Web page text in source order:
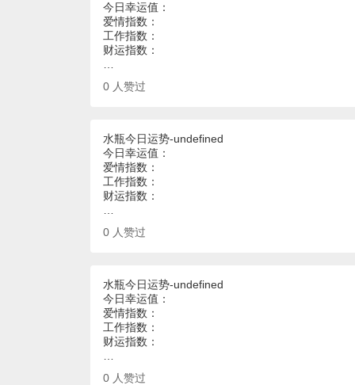
今日幸运值：
爱情指数：
工作指数：
财运指数：
0 人赞过
水瓶今日运势-undefined
今日幸运值：
爱情指数：
工作指数：
财运指数：
0 人赞过
水瓶今日运势-undefined
今日幸运值：
爱情指数：
工作指数：
财运指数：
0 人赞过